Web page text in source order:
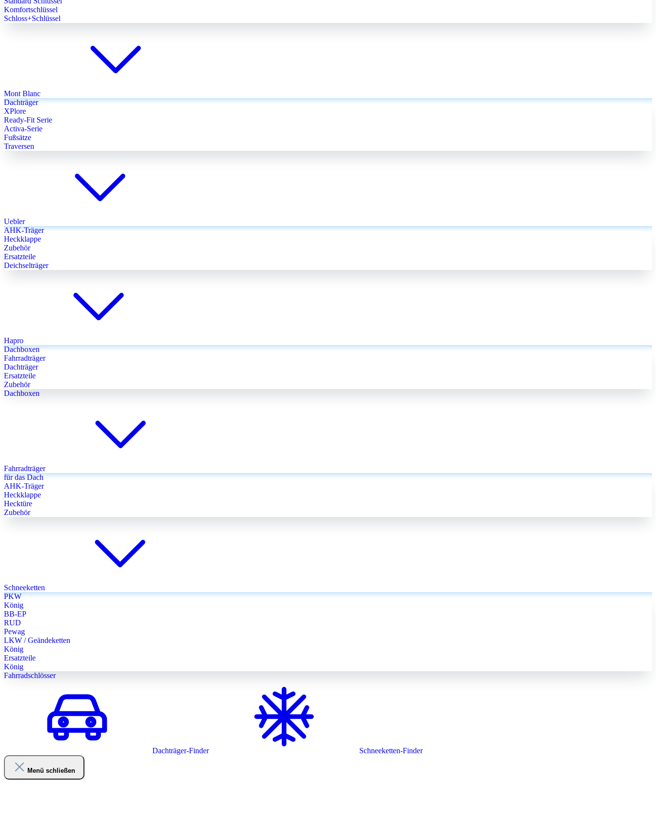
Komfortschlüssel
Schloss+Schlüssel
Mont Blanc
Dachträger
XPlore
Ready-Fit Serie
Activa-Serie
Fußsätze
Traversen
Uebler
AHK-Träger
Heckklappe
Zubehör
Ersatzteile
Deichselträger
Hapro
Dachboxen
Fahrradträger
Dachträger
Ersatzteile
Zubehör
Dachboxen
Fahrradträger
für das Dach
AHK-Träger
Heckklappe
Hecktüre
Zubehör
Schneeketten
PKW
König
BB-EP
RUD
Pewag
LKW / Geändeketten
König
Ersatzteile
König
Fahrradschlösser
Dachträger-Finder Schneeketten-Finder
Menü schließen